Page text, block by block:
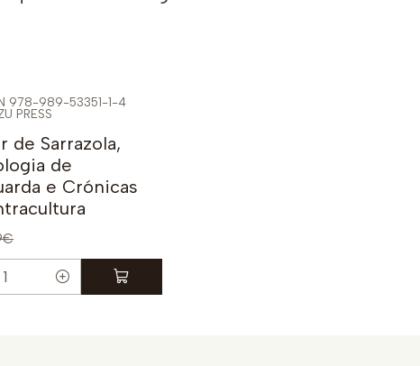
978-989-53351-1-4
PRESS
de Sarrazola,
de
e Crónicas